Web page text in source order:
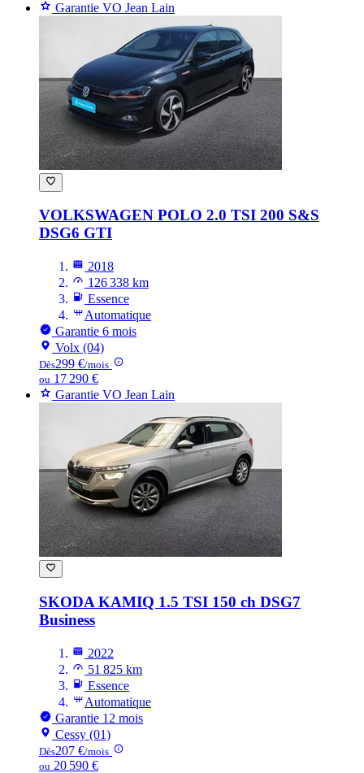
Garantie VO Jean Lain
VOLKSWAGEN POLO 2.0 TSI 200 S&S
DSG6 GTI
2018
126 338 km
Essence
Automatique
Garantie 6 mois
Volx (04)
Dès299 €/mois
ou 17 290 €
Garantie VO Jean Lain
SKODA KAMIQ 1.5 TSI 150 ch DSG7
Business
2022
51 825 km
Essence
Automatique
Garantie 12 mois
Cessy (01)
Dès207 €/mois
ou 20 590 €